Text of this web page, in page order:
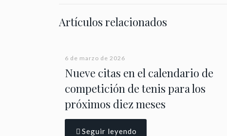
Artículos relacionados
6 de marzo de 2026
Nueve citas en el calendario de
competición de tenis para los
próximos diez meses
Seguir leyendo